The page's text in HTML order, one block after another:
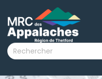
submenu (La MRC )
submenu (Citoyens )